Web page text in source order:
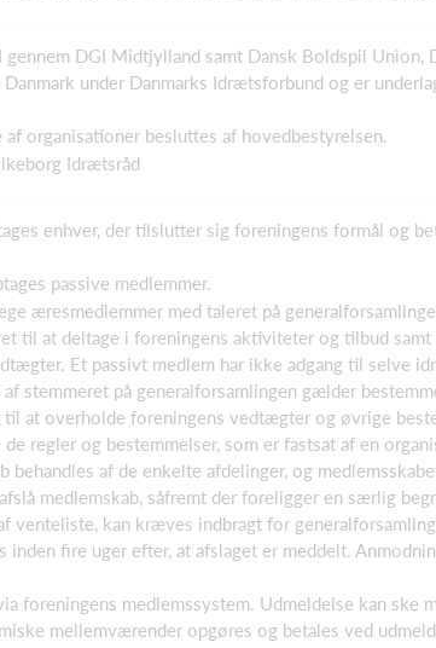
DGI Midtjylland samt Dansk Boldspil Union,
under Danmarks Idrætsforbund og er
organisationer besluttes af hovedbestyrelsen.
Idrætsråd
enhver, der tilslutter sig foreningens formål og
passive medlemmer.
æresmedlemmer med taleret på
til at deltage i foreningens aktiviteter og tilbud
Et passivt medlem har ikke adgang til selve
stemmeret på generalforsamlingen gælder
at overholde foreningens vedtægter og øvrige
regler og bestemmelser, som er fastsat af en
behandles af de enkelte afdelinger, og
medlemskab, såfremt der foreligger en særlig
venteliste, kan kræves indbragt for
fire uger efter, at afslaget er meddelt.
foreningens medlemssystem. Udmeldelse kan ske
mellemværender opgøres og betales ved